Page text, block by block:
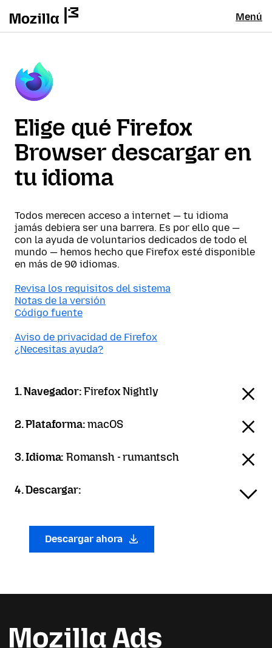
Menú
Elige qué Firefox
Browser descargar en
tu idioma
Todos merecen acceso a internet — tu idioma
jamás debiera ser una barrera. Es por ello que —
con la ayuda de voluntarios dedicados de todo el
mundo — hemos hecho que Firefox esté disponible
en más de 90 idiomas.
Revisa los requisitos del sistema
Notas de la versión
Código fuente
Aviso de privacidad de Firefox
¿Necesitas ayuda?
1. Navegador:Firefox Nightly
2. Plataforma:macOS
3. Idioma:Romansh - rumantsch
4. Descargar:
Descargar ahora